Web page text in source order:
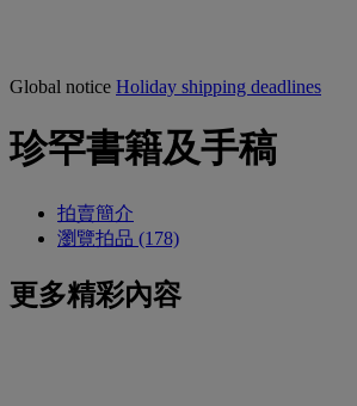
Global notice Holiday shipping deadlines
珍罕書籍及手稿
拍賣簡介
瀏覽拍品 (178)
更多精彩內容